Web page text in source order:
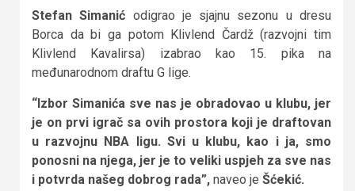
Stefan Simanić odigrao je sjajnu sezonu u dresu
Borca da bi ga potom Klivlend Čardž (razvojni tim
Klivlend Kavalirsa) izabrao kao 15. pika na
međunarodnom draftu G lige.
“Izbor Simanića sve nas je obradovao u klubu, jer
je on prvi igrač sa ovih prostora koji je draftovan
u razvojnu NBA ligu. Svi u klubu, kao i ja, smo
ponosni na njega, jer je to veliki uspjeh za sve nas
i potvrda našeg dobrog rada”, naveo je Šćekić.